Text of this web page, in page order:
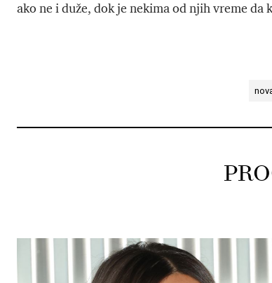
ako ne i duže, dok je nekima od njih vreme da